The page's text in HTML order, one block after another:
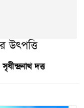
উৎপত্তি
দত্ত